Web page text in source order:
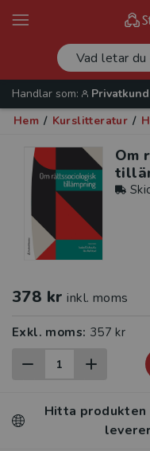
Handlar som:
Privatkund
Hem / Kurslitteratur /
Om
378 kr inkl. moms
Exkl. moms: 357 kr
Hitta produkten